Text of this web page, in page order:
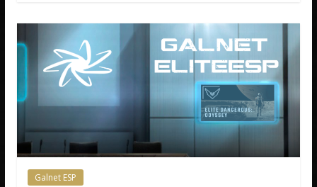
Galnet ESP